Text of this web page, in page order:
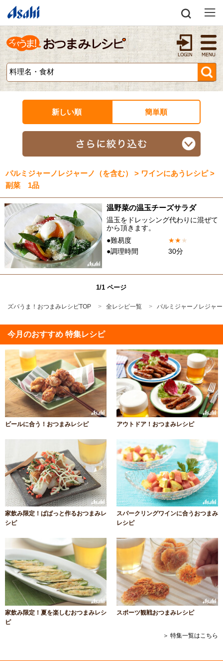
新しい順 簡単順
パルミジャーノレジャーノ（を含む） > ワインにあうレシピ >
副菜 1品
温野菜の温玉チーズサラダ
温玉をドレッシング代わりに混ぜて
から頂きます。
●難易度
★★★
●調理時間
30分
1/1 ページ
ズバうま！おつまみレシピTOP 全レシピ一覧 パルミジャーノレジャ
今月のおすすめ 特集レシピ
ビールに合う！おつまみレシピ アウトドア！おつまみレシピ
家飲み限定！ぱぱっと作るおつまみレ
シピ
スパークリングワインに合うおつまみ
レシピ
家飲み限定！夏を楽しむおつまみレシ
ピ
スポーツ観戦おつまみレシピ
＞ 特集一覧はこちら